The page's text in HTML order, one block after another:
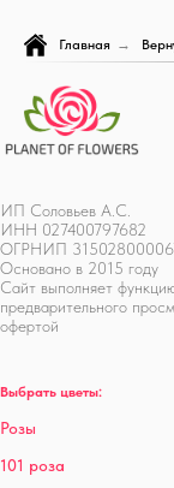
Главная →
ИП Соловьев А.С.
ИНН 027400797682
ОГРНИП
Основано в 2015 году
Сайт выполняет
предварительного
офертой
Выбрать цветы:
Розы
101 роза